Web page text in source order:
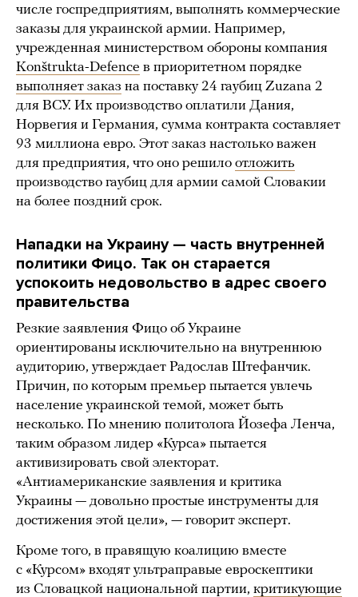
числе госпредприятиям, выполнять коммерческие
заказы для украинской армии. Например,
учрежденная министерством обороны компания
Konštrukta-Defence в приоритетном порядке
выполняет заказ на поставку 24 гаубиц Zuzana 2
для ВСУ. Их производство оплатили Дания,
Норвегия и Германия, сумма контракта составляет
93 миллиона евро. Этот заказ настолько важен
для предприятия, что оно решило отложить
производство гаубиц для армии самой Словакии
на более поздний срок.
Нападки на Украину — часть внутренней
политики Фицо. Так он старается
успокоить недовольство в адрес своего
правительства
Резкие заявления Фицо об Украине
ориентированы исключительно на внутреннюю
аудиторию, утверждает Радослав Штефанчик.
Причин, по которым премьер пытается увлечь
население украинской темой, может быть
несколько. По мнению политолога Йозефа Ленча,
таким образом лидер «Курса» пытается
активизировать свой электорат.
«Антиамериканские заявления и критика
Украины — довольно простые инструменты для
достижения этой цели», — говорит эксперт.
Кроме того, в правящую коалицию вместе
с «Курсом» входят ультраправые евроскептики
из Словацкой национальной партии, критикующие